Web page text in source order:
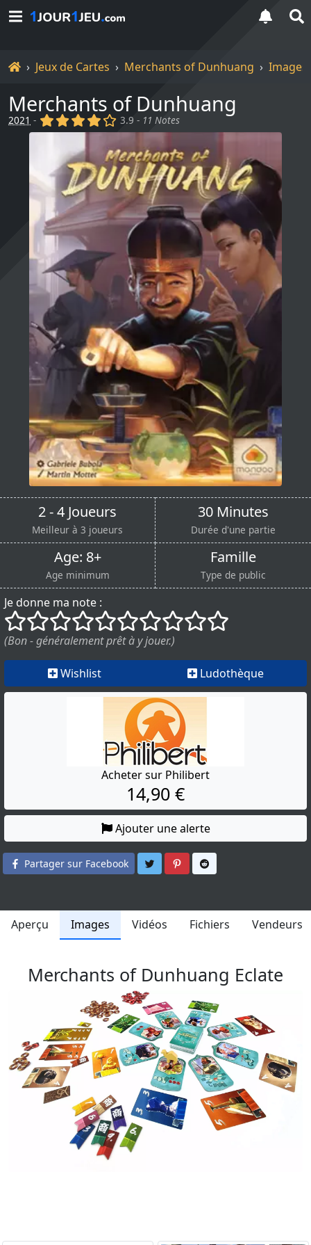
Accueil
Jeux de Cartes Merchants of Dunhuang Images
Merchants of Dunhuang
2021 - (x) (x) (x) (x) ()
3.9 - 11 Notes
2 - 4 Joueurs
Meilleur à 3 joueurs
30 Minutes
Durée d'une partie
Age: 8+
Age minimum
Famille
Type de public
Je donne ma note :
()
() () () () () () () ()
()
(Bon - généralement prêt à y jouer.)
Wishlist Ludothèque
Acheter sur Philibert
14,90 €
Ajouter une alerte
Partager sur Facebook Partager sur Twitter
Partager sur Pinterest
Aperçu Images Vidéos Fichiers Vendeurs
Merchants of Dunhuang Eclate